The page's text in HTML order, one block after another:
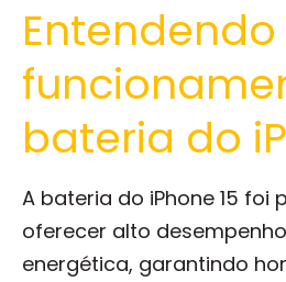
Entendendo
bateria do
A bateria do iPhone 15 foi
oferecer alto
energética, garantindo